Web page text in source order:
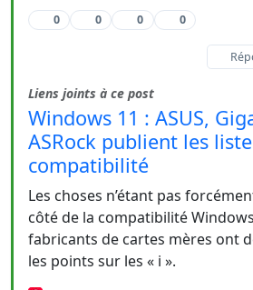
0 0 0 0
Liens joints à ce post
Windows 11 : ASUS,
ASRock publient les
compatibilité
Les choses n’étant pas
côté de la compatibilité
fabricants de cartes mères ont
les points sur les « i ».